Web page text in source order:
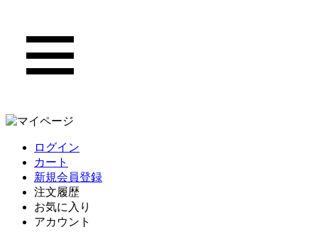
ログイン
カート
新規会員登録
注文履歴
お気に入り
アカウント